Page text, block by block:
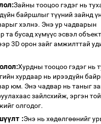
Зайны тооцоо гэдэг нь
байршлыг түүний зайнд
хэлнэ. Энэ ур чадварын
та бусад хүмүүс эсвэл
3D орон зайг амжилттай
Хурдны тооцоо гэдэг нь
хурдаар нь ирээдүйн
юм. Энэ чадвар нь таныг
зайлсхийж, эргэн
олгодог.
:Энэ нь хөдөлгөөнийг